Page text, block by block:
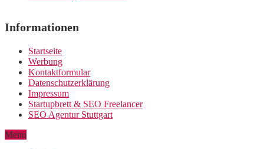
Informationen
Startseite
Werbung
Kontaktformular
Datenschutzerklärung
Impressum
Startupbrett & SEO Freelancer
SEO Agentur Stuttgart
Menu